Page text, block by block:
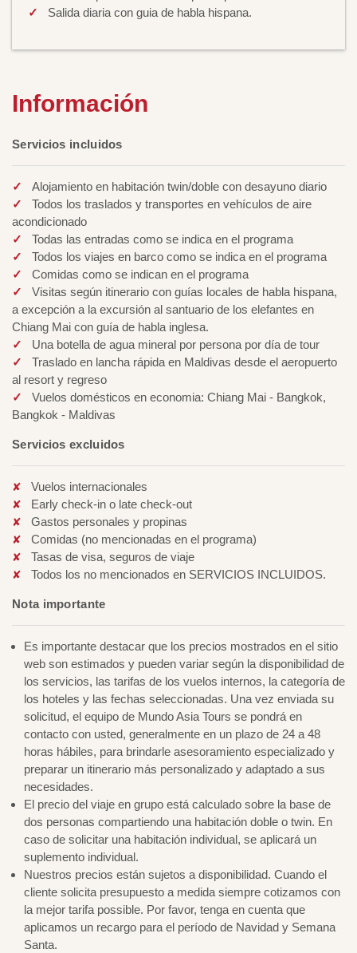
Salida diaria con guia de habla hispana.
Información
Servicios incluidos
Alojamiento en habitación twin/doble con desayuno diario
Todos los traslados y transportes en vehículos de aire
acondicionado
Todas las entradas como se indica en el programa
Todos los viajes en barco como se indica en el programa
Comidas como se indican en el programa
Visitas según itinerario con guías locales de habla hispana,
a excepción a la excursión al santuario de los elefantes en
Chiang Mai con guía de habla inglesa.
Una botella de agua mineral por persona por día de tour
Traslado en lancha rápida en Maldivas desde el aeropuerto
al resort y regreso
Vuelos domésticos en economia: Chiang Mai - Bangkok,
Bangkok - Maldivas
Servicios excluidos
Vuelos internacionales
Early check-in o late check-out
Gastos personales y propinas
Comidas (no mencionadas en el programa)
Tasas de visa, seguros de viaje
Todos los no mencionados en SERVICIOS INCLUIDOS.
Nota importante
Es importante destacar que los precios mostrados en el sitio
web son estimados y pueden variar según la disponibilidad de
los servicios, las tarifas de los vuelos internos, la categoría de
los hoteles y las fechas seleccionadas. Una vez enviada su
solicitud, el equipo de Mundo Asia Tours se pondrá en
contacto con usted, generalmente en un plazo de 24 a 48
horas hábiles, para brindarle asesoramiento especializado y
preparar un itinerario más personalizado y adaptado a sus
necesidades.
El precio del viaje en grupo está calculado sobre la base de
dos personas compartiendo una habitación doble o twin. En
caso de solicitar una habitación individual, se aplicará un
suplemento individual.
Nuestros precios están sujetos a disponibilidad. Cuando el
cliente solicita presupuesto a medida siempre cotizamos con
la mejor tarifa possible. Por favor, tenga en cuenta que
aplicamos un recargo para el período de Navidad y Semana
Santa.